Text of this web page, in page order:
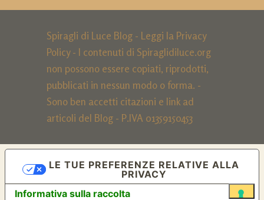
Spiragli di Luce Blog - Leggi la Privacy
Policy- I contenuti di Spiraglidiluce.org
non possono essere copiati, riprodotti,
pubblicati in nessun modo o forma. -
Sono ben accetti citazioni e link ad
articoli del Blog - P.IVA 01359150453
Informativa sulla raccolta
LE TUE PREFERENZE RELATIVE ALLA
PRIVACY